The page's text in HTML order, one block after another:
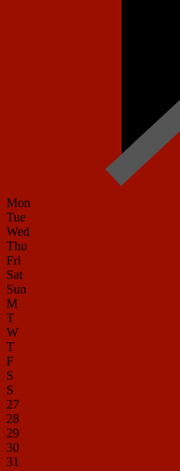
Mon
Tue
Wed
Thu
Fri
Sat
Sun
M
T
W
T
F
S
S
27
28
29
30
31